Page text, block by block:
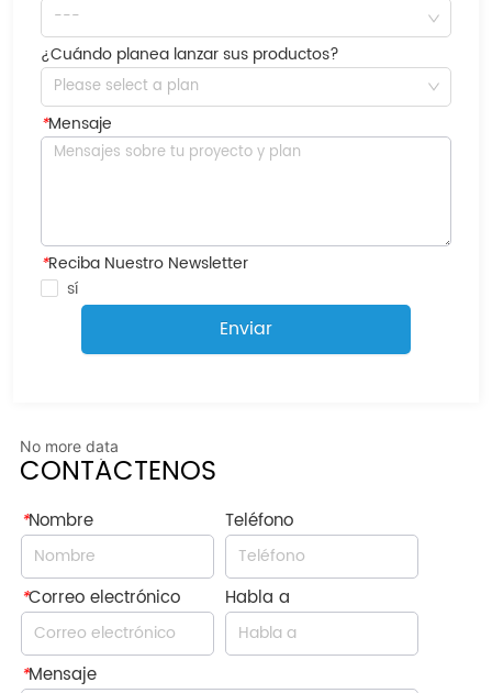
---
¿Cuándo planea lanzar sus productos?
Please select a plan
*Mensaje
*Reciba Nuestro Newsletter
sí
Enviar
No more data
CONTÁCTENOS
*Nombre Teléfono
*Correo electrónico Habla a
*Mensaje